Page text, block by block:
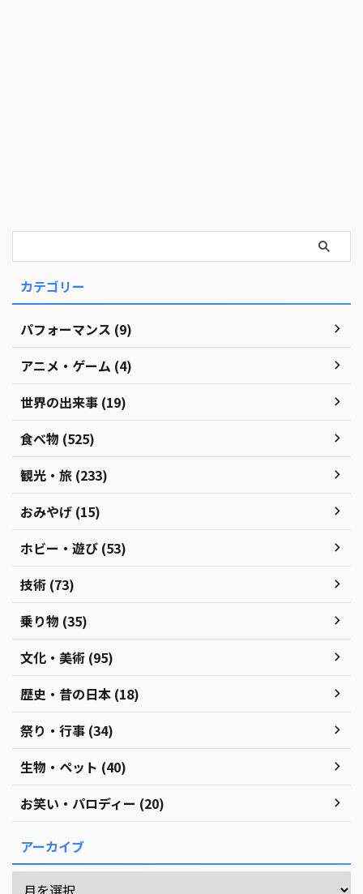
カテゴリー
パフォーマンス (9)
アニメ・ゲーム (4)
世界の出来事 (19)
食べ物 (525)
観光・旅 (233)
おみやげ (15)
ホビー・遊び (53)
技術 (73)
乗り物 (35)
文化・美術 (95)
歴史・昔の日本 (18)
祭り・行事 (34)
生物・ペット (40)
お笑い・パロディー (20)
アーカイブ